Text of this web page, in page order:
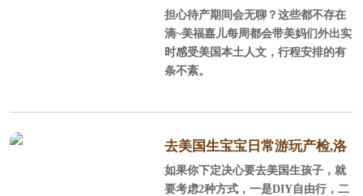
沛，气候温和，风景秀丽，环境优
美，平均每年286天的晴天，平均每年
降雨量300mm，年平均气温为17.
2℃，很适合孕产妈妈休养生息。
staples球场感受NBA球赛
担心待产期间会无聊？这些都不存在
滴~美福嘉儿每周都会带美妈们外出实
时感受美国本土人文，行程安排的有
条不紊。
去美国生宝宝日常游玩产检,洛
杉矶待产记
如果你下定决心要去美国生孩子，就
要考虑2种方式，一是DIY自由行，二